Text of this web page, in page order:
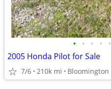
• • • • •
2005 Honda Pilot for Sale
7/6 210k mi Bloomington